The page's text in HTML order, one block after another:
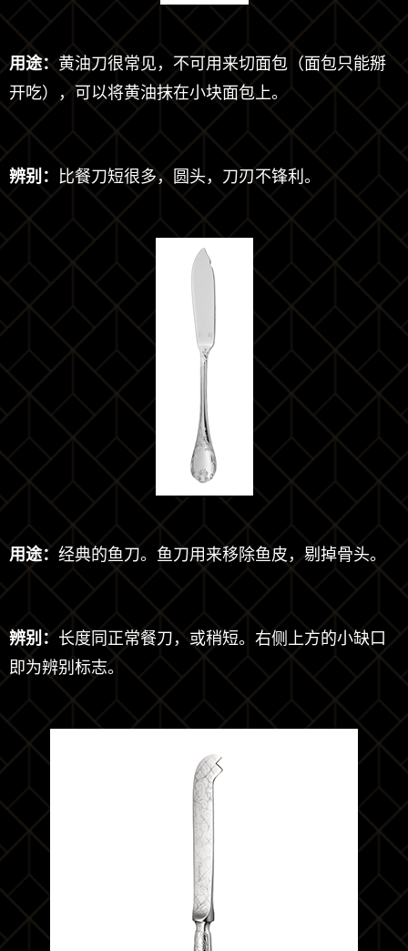
用途： 黄油刀很常见，不可用来切面包（面包只能掰
开吃），可以将黄油抹在小块面包上。
辨别： 比餐刀短很多，圆头，刀刃不锋利。
用途： 经典的鱼刀。鱼刀用来移除鱼皮，剔掉骨头。
辨别： 长度同正常餐刀，或稍短。右侧上方的小缺口
即为辨别标志。